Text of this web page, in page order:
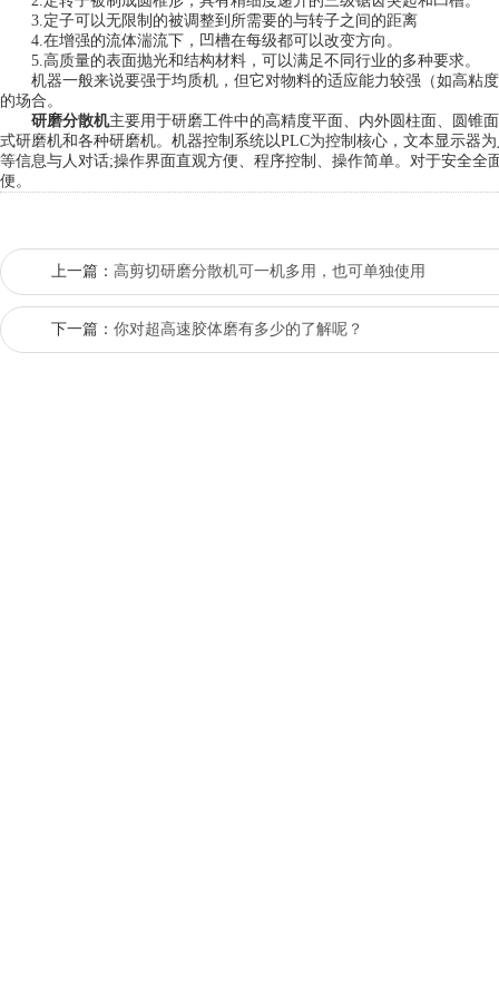
3.定子可以无限制的被调整到所需要的与转子之间的距离
4.在增强的流体湍流下，凹槽在每级都可以改变方向。
5.高质量的表面抛光和结构材料，可以满足不同行业的多种要求。
机器一般来说要强于均质机，但它对物料的适应能力较强（如高粘
的场合。
研磨分散机主要用于研磨工件中的高精度平面、内外圆柱面、圆锥
式研磨机和各种研磨机。机器控制系统以PLC为控制核心，文本显示器
等信息与人对话;操作界面直观方便、程序控制、操作简单。对于安全
便。
上一篇： 高剪切研磨分散机可一机多用，也可单独使用
下一篇： 你对超高速胶体磨有多少的了解呢？